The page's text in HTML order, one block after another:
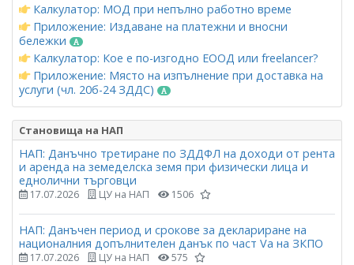
Калкулатор: МОД при непълно работно време
Приложение: Издаване на платежни и вносни
бележки
Калкулатор: Кое е по-изгодно ЕООД или freelancer?
Приложение: Място на изпълнение при доставка на
услуги (чл. 20б-24 ЗДДС)
Становища на НАП
НАП: Данъчно третиране по ЗДДФЛ на доходи от рента
и аренда на земеделска земя при физически лица и
еднолични търговци
17.07.2026 ЦУ на НАП 1506
НАП: Данъчен период и срокове за деклариране на
националния допълнителен данък по част Vа на ЗКПО
17.07.2026 ЦУ на НАП 575